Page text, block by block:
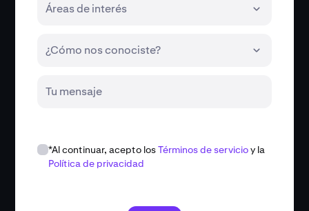
Áreas de interés
¿Cómo nos conociste?
Tu mensaje
*Al continuar, acepto losTérminos de servicioy la
Política de privacidad